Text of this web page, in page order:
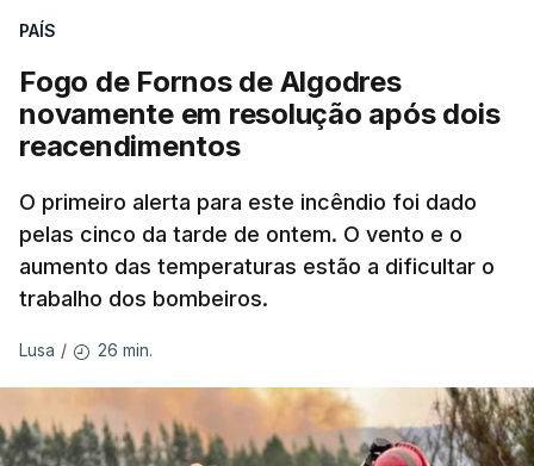
nada disto é incompatível com tratarmos com
crianças", acrescentou.
António José Seguro mostrou dúvidas sobre se é
ERRO100
ESTE CONTEÚDO ESTÁ NESTE
MOMENTO INDISPONÍVEL
PAÍS
Fogo de Fornos de Algodres
novamente em resolução após dois
reacendimentos
O primeiro alerta para este incêndio foi dado
pelas cinco da tarde de ontem. O vento e o
aumento das temperaturas estão a dificultar o
trabalho dos bombeiros.
Lusa / 26 min.